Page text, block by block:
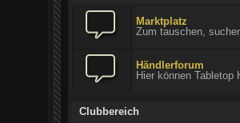
Marktplatz
Zum tauschen,
Händlerforum
Hier können Tabletop
Clubbereich